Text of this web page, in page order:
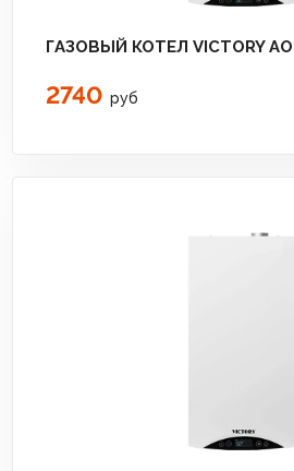
ГАЗОВЫЙ КОТЕЛ VICTORY
2740 руб